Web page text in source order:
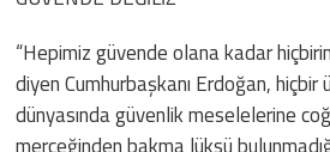
“Hepimiz güvende olana kadar
diyen Cumhurbaşkanı Erdoğan, hiçbir
dünyasında güvenlik meselelerine
merceğinden bakma lüksü